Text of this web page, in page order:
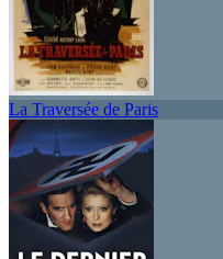
La Traversée de Paris